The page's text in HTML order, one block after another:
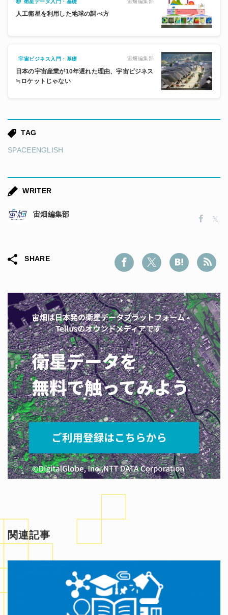
衛星データ入門・基礎 宙畑編集部
人工衛星を利用した地球の調べ方
宇宙ビジネス入門・基礎 宙畑編集部
日本の宇宙産業が10年遅れた理由、宇宙ビジネス
≒ロケットじゃない
TAG
SPACEENGLISH
WRITER
宙畑編集部
SHARE
関連記事